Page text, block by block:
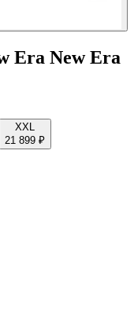
Era New Era
XXL
21 899 ₽